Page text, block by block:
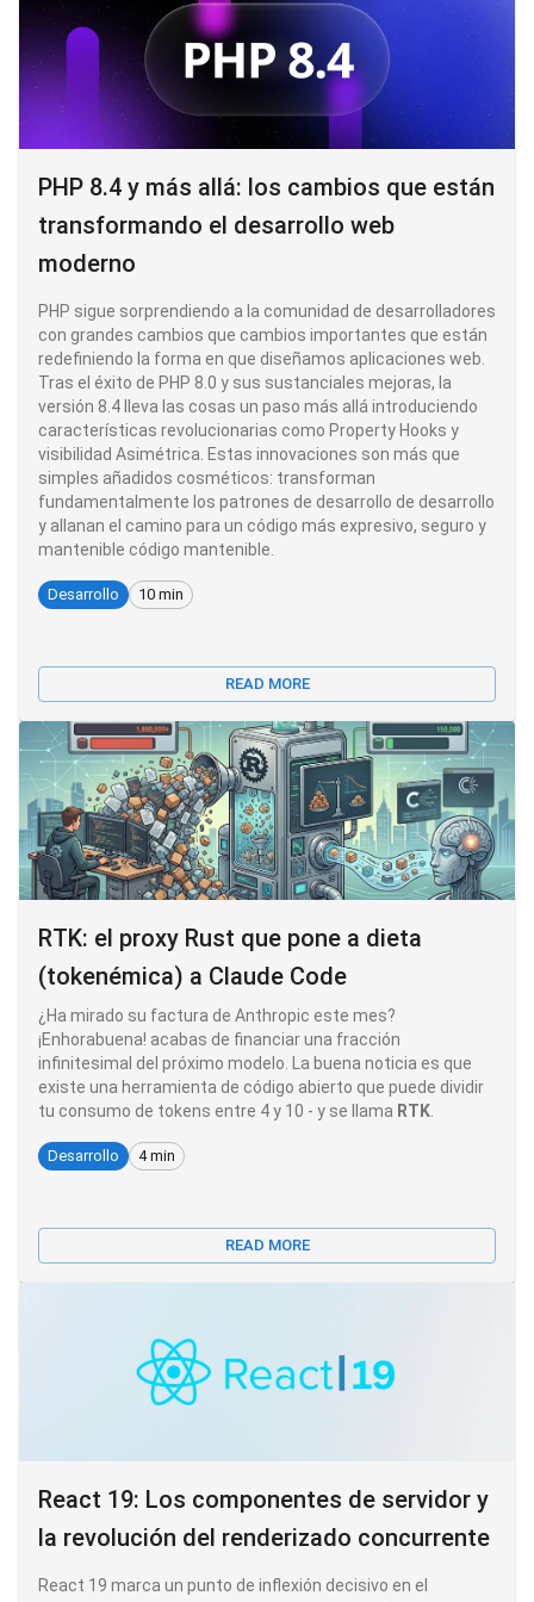
PHP 8.4 y más allá: los cambios que están
transformando el desarrollo web
moderno
PHP sigue sorprendiendo a la comunidad de desarrolladores
con grandes cambios que cambios importantes que están
redefiniendo la forma en que diseñamos aplicaciones web.
Tras el éxito de PHP 8.0 y sus sustanciales mejoras, la
versión 8.4 lleva las cosas un paso más allá introduciendo
características revolucionarias como Property Hooks y
visibilidad Asimétrica. Estas innovaciones son más que
simples añadidos cosméticos: transforman
fundamentalmente los patrones de desarrollo de desarrollo
y allanan el camino para un código más expresivo, seguro y
mantenible código mantenible.
Desarrollo 10 min
READ MORE
RTK: el proxy Rust que pone a dieta
(tokenémica) a Claude Code
¿Ha mirado su factura de Anthropic este mes?
¡Enhorabuena! acabas de financiar una fracción
infinitesimal del próximo modelo. La buena noticia es que
existe una herramienta de código abierto que puede dividir
tu consumo de tokens entre 4 y 10 - y se llama RTK
Desarrollo 4 min
READ MORE
React 19: Los componentes de servidor y
la revolución del renderizado concurrente
React 19 marca un punto de inflexión decisivo en el